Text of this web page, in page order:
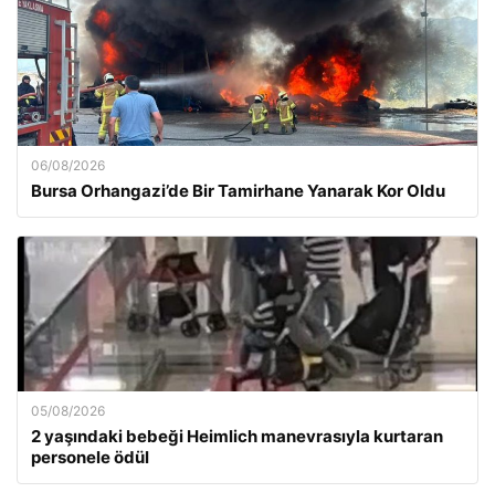
06/08/2026
Bursa Orhangazi’de Bir Tamirhane Yanarak Kor Oldu
05/08/2026
2 yaşındaki bebeği Heimlich manevrasıyla kurtaran
personele ödül